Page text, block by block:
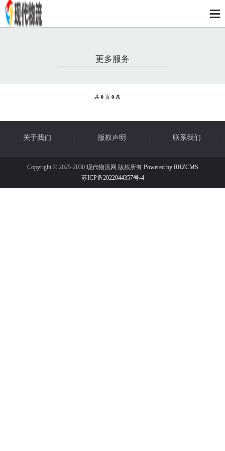
更多服务
共 0 页 0 条
关于我们 版权声明 联系我们
Copyright © 2025-2030 现代物流网 版权所有Powered by RRZCMS
苏ICP备2022044357号-4